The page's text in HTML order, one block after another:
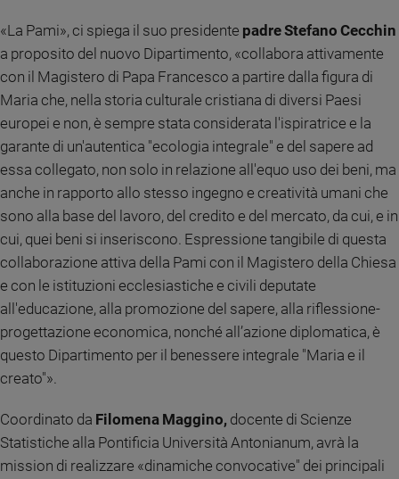
Scuola
giovani
Adolescenza
Riflessioni
Foto
Video
Podcast
Privacy
Policy
«La Pami», ci spiega il suo presidente padre Stefano Cecchin
a proposito del nuovo Dipartimento, «collabora attivamente
con il Magistero di Papa Francesco a partire dalla figura di
Maria che, nella storia culturale cristiana di diversi Paesi
europei e non, è sempre stata considerata l'ispiratrice e la
garante di un'autentica "ecologia integrale" e del sapere ad
essa collegato, non solo in relazione all'equo uso dei beni, ma
anche in rapporto allo stesso ingegno e creatività umani che
sono alla base del lavoro, del credito e del mercato, da cui, e in
cui, quei beni si inseriscono. Espressione tangibile di questa
collaborazione attiva della Pami con il Magistero della Chiesa
e con le istituzioni ecclesiastiche e civili deputate
all'educazione, alla promozione del sapere, alla riflessione-
progettazione economica, nonché all’azione diplomatica, è
questo Dipartimento per il benessere integrale "Maria e il
creato"».
Coordinato da Filomena Maggino, docente di Scienze
Statistiche alla Pontificia Università Antonianum, avrà la
mission di realizzare «dinamiche convocative" dei principali